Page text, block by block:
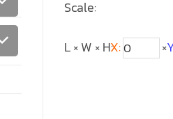
Scale:
L × W × H:X: ×